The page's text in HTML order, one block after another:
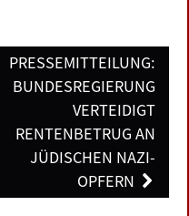
PRESSEMITTEILUNG:
BUNDESREGIERUNG
VERTEIDIGT
RENTENBETRUG AN
JÜDISCHEN NAZI-
OPFERN